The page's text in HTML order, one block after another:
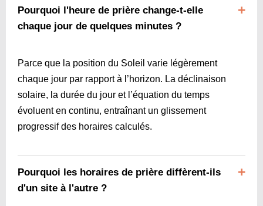
Pourquoi l'heure de prière change-t-elle
chaque jour de quelques minutes ?
Parce que la position du Soleil varie légèrement
chaque jour par rapport à l’horizon. La déclinaison
solaire, la durée du jour et l’équation du temps
évoluent en continu, entraînant un glissement
progressif des horaires calculés.
Pourquoi les horaires de prière diffèrent-ils
d'un site à l'autre ?